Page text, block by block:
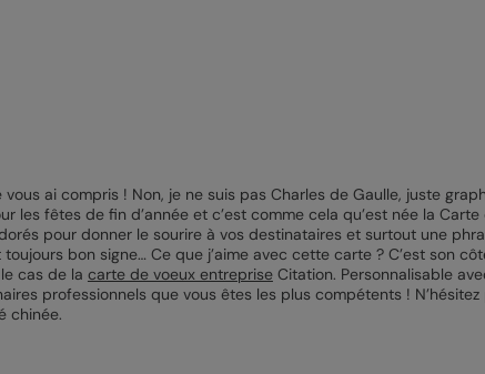
ai compris ! Non, je ne suis pas Charles de Gaulle, juste
fêtes de fin d’année et c’est comme cela qu’est née la
pour donner le sourire à vos destinataires et surtout une
bon signe… Ce que j’aime avec cette carte ? C’est son
cas de la carte de voeux entrepriseCitation. Personnalisable
professionnels que vous êtes les plus compétents !
chinée.